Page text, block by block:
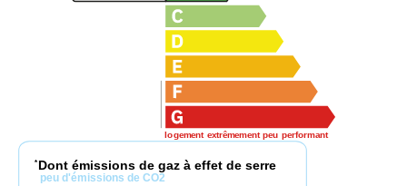
logement extrêmement peu performant
* Dont émissions de gaz à effet de serre
peu d'émissions de CO2